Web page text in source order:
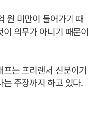
원 미만이 들어가기 때
의무가 아니기 때문이
는 프리랜서 신분이기
주장까지 하고 있다.